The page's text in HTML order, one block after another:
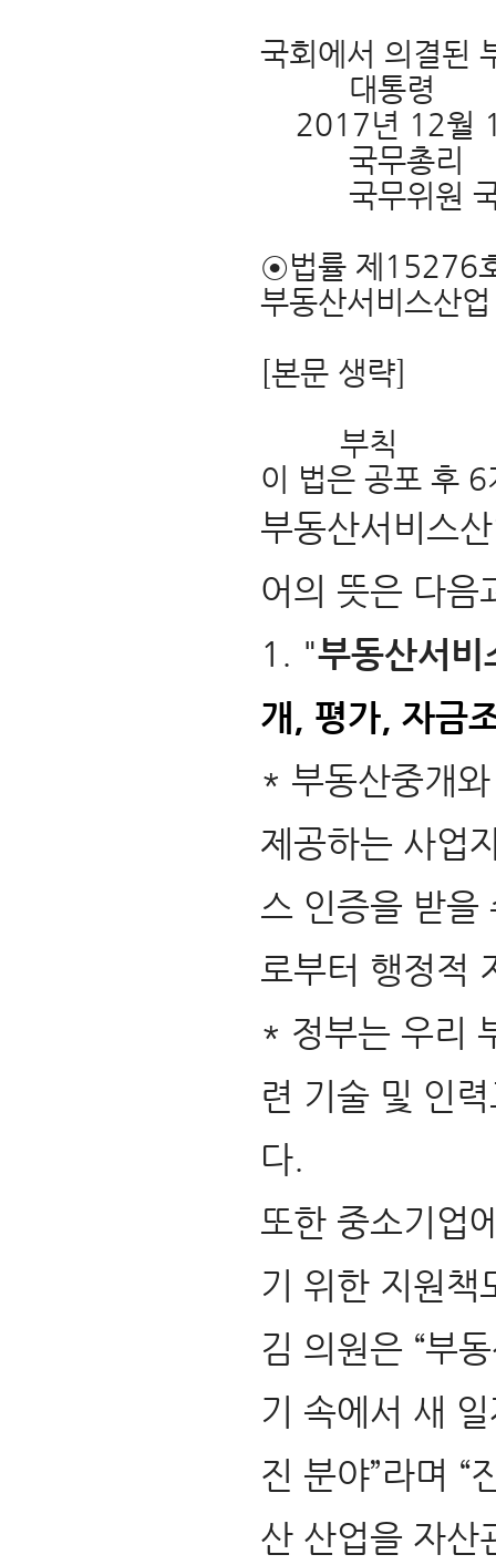
국회에서 의결된
대통령 문
2017년 12월
국무총리
국무위원 국
⊙법률 제15276
부동산서비스산
[본문 생략]
부칙
이 법은 공포 후
부동산서비스
어의 뜻은 다음
1. "부동산서비
개, 평가, 자금
* 부동산중개
제공하는 사업
스 인증을 받
로부터 행정적
* 정부는 우리
련 기술 및 인
다.
또한 중소기업
기 위한 지원책
김 의원은 “부
기 속에서 새
진 분야”라며 “
산 산업을 자산